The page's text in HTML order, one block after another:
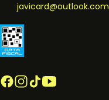
javicard@outlook.com